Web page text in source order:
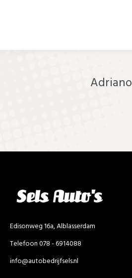
Adriano
Edisonweg 16a, Alblasserdam
Telefoon 078 - 6914088
info@autobedrijfsels.nl